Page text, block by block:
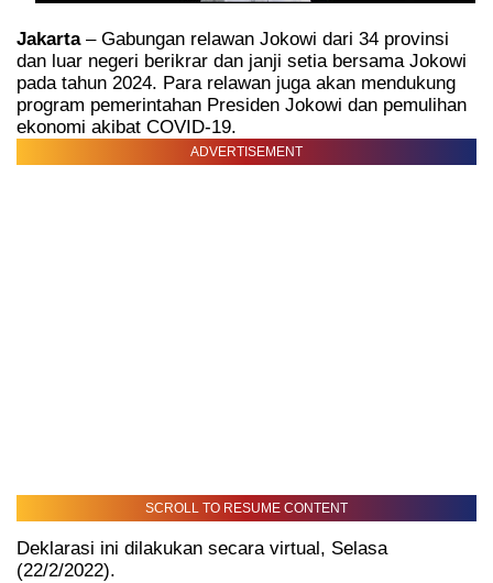
Jakarta– Gabungan relawan Jokowi dari 34 provinsi
dan luar negeri berikrar dan janji setia bersama Jokowi
pada tahun 2024. Para relawan juga akan mendukung
program pemerintahan Presiden Jokowi dan pemulihan
ekonomi akibat COVID-19.
ADVERTISEMENT
SCROLL TO RESUME CONTENT
Deklarasi ini dilakukan secara virtual, Selasa
(22/2/2022).